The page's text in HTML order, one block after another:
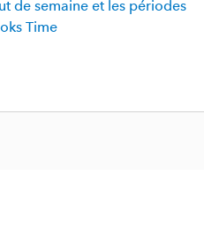
de semaine et les périodes
Time